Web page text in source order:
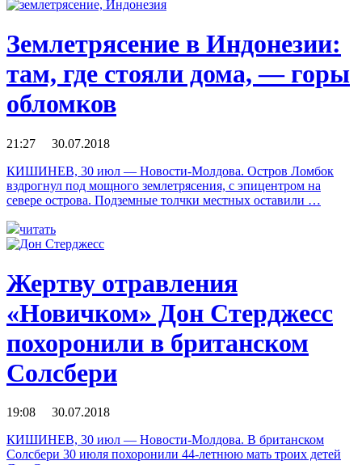
Землетрясение в Индонезии:
там, где стояли дома, — горы
обломков
21:27 30.07.2018
КИШИНЕВ, 30 июл — Новости-Молдова. Остров Ломбок
вздрогнул под мощного землетрясения, с эпицентром на
севере острова. Подземные толчки местных оставили …
читать
Жертву отравления
«Новичком» Дон Стерджесс
похоронили в британском
Солсбери
19:08 30.07.2018
КИШИНЕВ, 30 июл — Новости-Молдова. В британском
Солсбери 30 июля похоронили 44-летнюю мать троих детей